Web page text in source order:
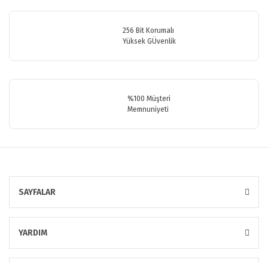
256 Bit Korumalı
Yüksek GÜvenlik
%100 Müşteri
Memnuniyeti
SAYFALAR
YARDIM